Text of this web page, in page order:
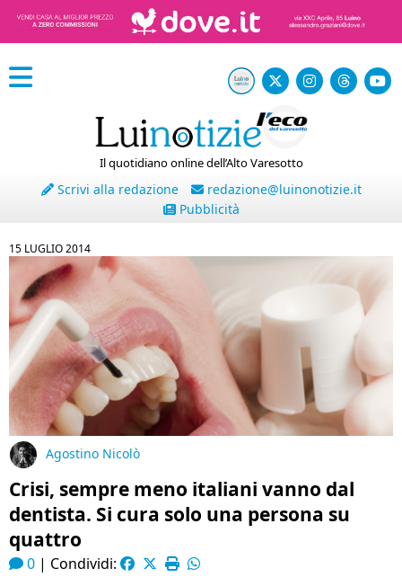
Il quotidiano online dell’Alto Varesotto
Scrivi alla redazione
redazione@luinonotizie.it
Pubblicità
15 LUGLIO 2014
Agostino Nicolò
Crisi, sempre meno italiani vanno dal
dentista. Si cura solo una persona su
quattro
0 | Condividi: